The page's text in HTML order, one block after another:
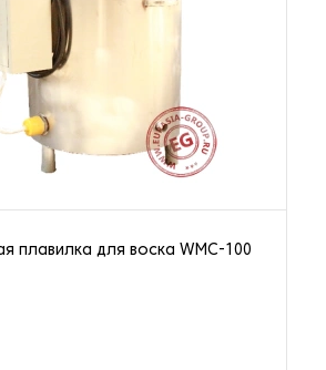
плавилка для воска WMC-100